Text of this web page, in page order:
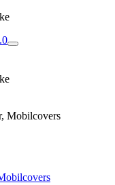
0
Mobilcovers